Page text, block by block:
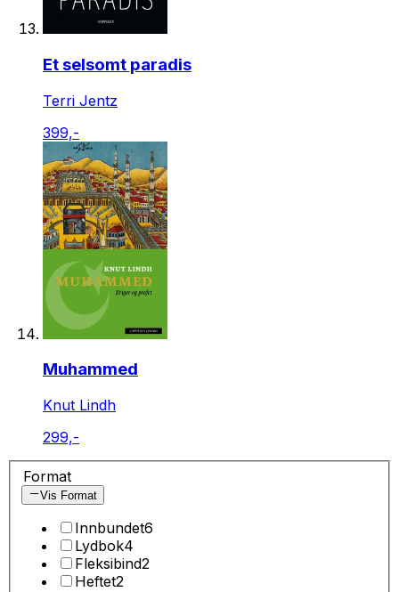
Et selsomt paradis
Terri Jentz
399,-
Muhammed
Knut Lindh
299,-
Format
Vis Format
Innbundet6
Lydbok4
Fleksibind2
Heftet2